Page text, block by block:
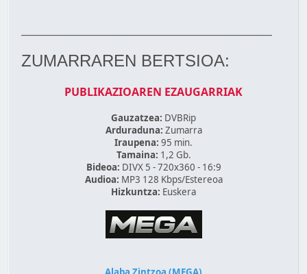
ZUMARRAREN BERTSIOA:
PUBLIKAZIOAREN EZAUGARRIAK
Gauzatzea: DVBRip
Arduraduna: Zumarra
Iraupena: 95 min.
Tamaina: 1,2 Gb.
Bideoa: DIVX 5 - 720x360 - 16:9
Audioa: MP3 128 Kbps/Estereoa
Hizkuntza: Euskera